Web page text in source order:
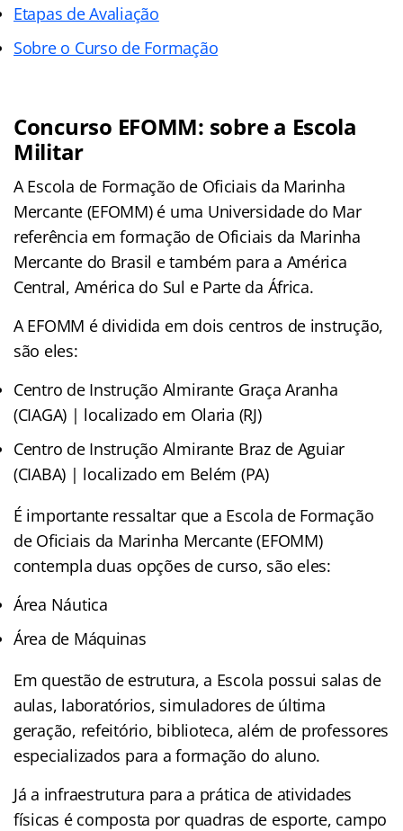
Etapas de Avaliação
Sobre o Curso de Formação
Concurso EFOMM: sobre a Escola
Militar
A Escola de Formação de Oficiais da Marinha
Mercante (EFOMM) é uma Universidade do Mar
referência em formação de Oficiais da Marinha
Mercante do Brasil e também para a América
Central, América do Sul e Parte da África.
A EFOMM é dividida em dois centros de instrução,
são eles:
Centro de Instrução Almirante Graça Aranha
(CIAGA) | localizado em Olaria (RJ)
Centro de Instrução Almirante Braz de Aguiar
(CIABA) | localizado em Belém (PA)
É importante ressaltar que a Escola de Formação
de Oficiais da Marinha Mercante (EFOMM)
contempla duas opções de curso, são eles:
Área Náutica
Área de Máquinas
Em questão de estrutura, a Escola possui salas de
aulas, laboratórios, simuladores de última
geração, refeitório, biblioteca, além de professores
especializados para a formação do aluno.
Já a infraestrutura para a prática de atividades
físicas é composta por quadras de esporte, campo